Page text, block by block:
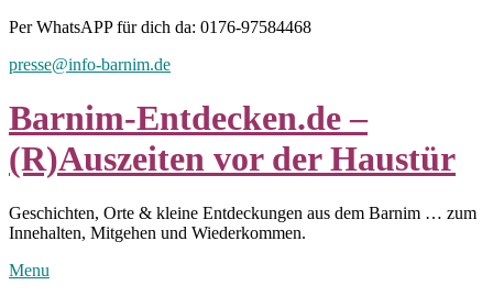
Skip
content
Per WhatsAPP für dich da: 0176-97584468
presse@info-barnim.de
Barnim-Entdecken.de –
(R)Auszeiten vor der Haustür
Geschichten, Orte & kleine Entdeckungen aus dem Barnim … zum
Innehalten, Mitgehen und Wiederkommen.
Menu